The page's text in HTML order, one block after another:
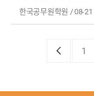
한국공무원학원 /08-21
1